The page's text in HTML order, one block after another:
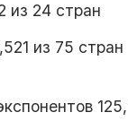
из 24 стран
из 75 стран